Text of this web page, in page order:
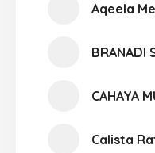
Aqeela
BRANADI
CAHAYA
Calista